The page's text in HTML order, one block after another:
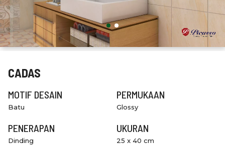
CADAS
MOTIF DESAIN
Batu
PERMUKAAN
Glossy
PENERAPAN
Dinding
UKURAN
25 x 40 cm